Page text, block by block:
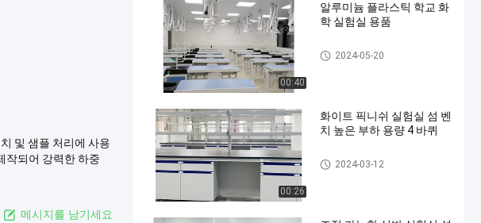
및 샘플 처리에 사용
작되어 강력한 하중
메시지를 남기세요
00:40
알루미늄 플라스틱 학교 화
학 실험실 용품
Chemistry Lab Furniture
2024-05-20
00:26
화이트 픽니쉬 실험실 섬 벤
치 높은 부하 용량 4 바퀴
Lab Island Bench
2024-03-12